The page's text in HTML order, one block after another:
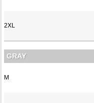
2XL
GRAY
M